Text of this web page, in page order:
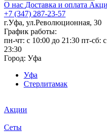
О нас Доставка и оплата
+7 (347) 287-23-57
г.Уфа, ул.Революционная, 30
График работы:
пн-чт: c 10:00 до 21:30 пт-сб:
23:30
Город: Уфа
Уфа
Стерлитамак
Акции
Сеты